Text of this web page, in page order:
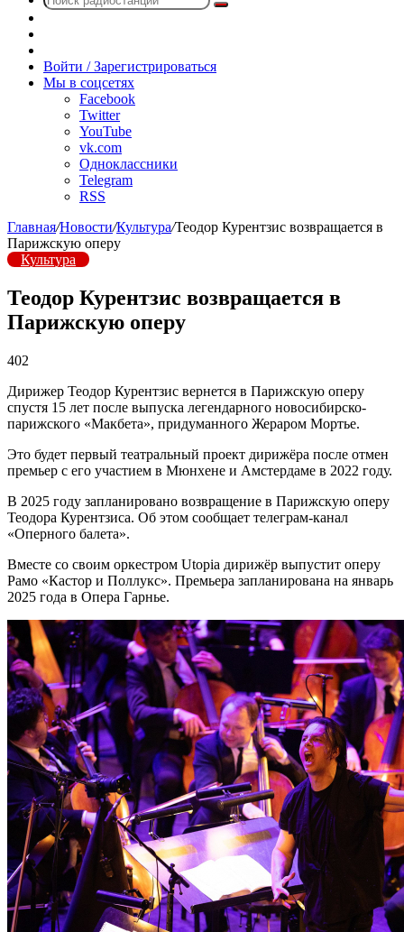
Поиск
радио
Войти / Зарегистрироваться
Мы в соцсетях
Facebook
Twitter
YouTube
vk.com
Одноклассники
Telegram
RSS
Главная/Новости/Культура/Теодор Курентзис возвращается в
Парижскую оперу
Культура
Теодор Курентзис возвращается в
Парижскую оперу
402
Дирижер Теодор Курентзис вернется в Парижскую оперу
спустя 15 лет после выпуска легендарного новосибирско-
парижского «Макбета», придуманного Жераром Мортье.
Это будет первый театральный проект дирижёра после отмен
премьер с его участием в Мюнхене и Амстердаме в 2022 году.
В 2025 году запланировано возвращение в Парижскую оперу
Теодора Курентзиса. Об этом сообщает телеграм-канал
«Оперного балета».
Вместе со своим оркестром Utopia дирижёр выпустит оперу
Рамо «Кастор и Поллукс». Премьера запланирована на январь
2025 года в Опера Гарнье.